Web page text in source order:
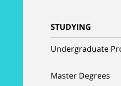
STUDYING
Undergraduate
Master Degrees